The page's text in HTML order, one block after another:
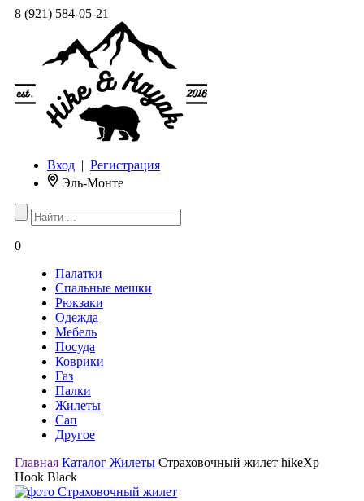
8 (921) 584-05-21
Вход | Регистрация
Эль-Монте
0
Палатки
Спальные мешки
Рюкзаки
Одежда
Мебель
Посуда
Коврики
Газ
Палки
Жилеты
Сап
Другое
Главная Каталог Жилеты Страховочный жилет hikeXp
Hook Black